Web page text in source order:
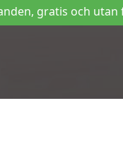
gratis och